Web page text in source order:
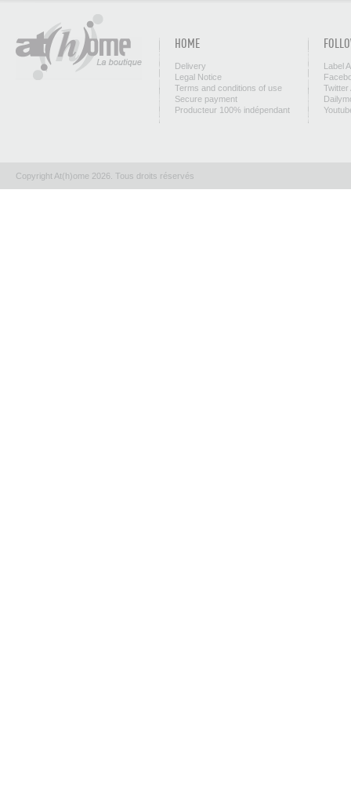
HOME
Delivery
Legal Notice
Terms and conditions of use
Secure payment
Producteur 100% indépendant
Label
Twitter
Copyright At(h)ome 2026. Tous droits réservés